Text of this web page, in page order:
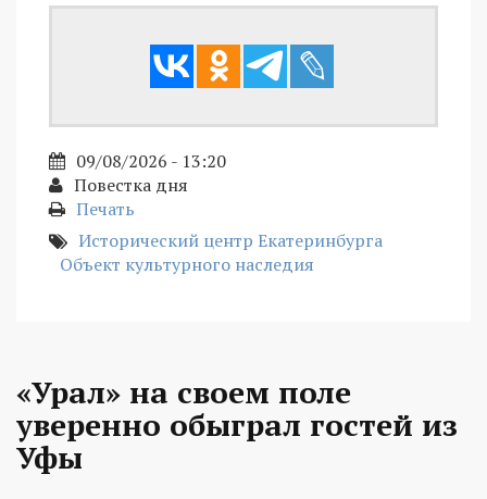
09/08/2026 - 13:20
Повестка дня
Печать
Исторический центр Екатеринбурга
Объект культурного наследия
«Урал» на своем поле
уверенно обыграл гостей из
Уфы